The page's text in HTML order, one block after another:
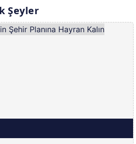
Şeyler